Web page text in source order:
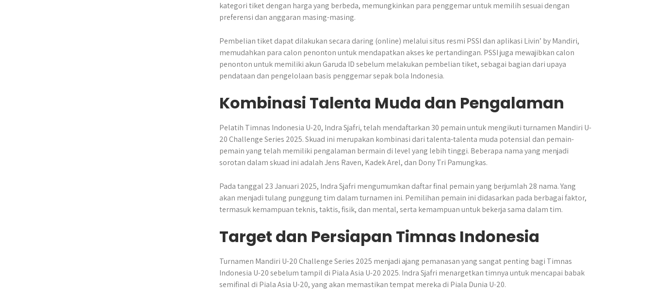
kategori tiket dengan harga yang berbeda, memungkinkan para penggemar untuk memilih sesuai dengan
preferensi dan anggaran masing-masing.
Pembelian tiket dapat dilakukan secara daring (online) melalui situs resmi PSSI dan aplikasi Livin’ by Mandiri,
memudahkan para calon penonton untuk mendapatkan akses ke pertandingan. PSSI juga mewajibkan calon
penonton untuk memiliki akun Garuda ID sebelum melakukan pembelian tiket, sebagai bagian dari upaya
pendataan dan pengelolaan basis penggemar sepak bola Indonesia.
Kombinasi Talenta Muda dan Pengalaman
Pelatih Timnas Indonesia U-20, Indra Sjafri, telah mendaftarkan 30 pemain untuk mengikuti turnamen Mandiri U-
20 Challenge Series 2025. Skuad ini merupakan kombinasi dari talenta-talenta muda potensial dan pemain-
pemain yang telah memiliki pengalaman bermain di level yang lebih tinggi. Beberapa nama yang menjadi
sorotan dalam skuad ini adalah Jens Raven, Kadek Arel, dan Dony Tri Pamungkas.
Pada tanggal 23 Januari 2025, Indra Sjafri mengumumkan daftar final pemain yang berjumlah 28 nama. Yang
akan menjadi tulang punggung tim dalam turnamen ini. Pemilihan pemain ini didasarkan pada berbagai faktor,
termasuk kemampuan teknis, taktis, fisik, dan mental, serta kemampuan untuk bekerja sama dalam tim.
Target dan Persiapan Timnas Indonesia
​Turnamen Mandiri U-20 Challenge Series 2025 menjadi ajang pemanasan yang sangat penting bagi Timnas
Indonesia U-20 sebelum tampil di Piala Asia U-20 2025​. Indra Sjafri menargetkan timnya untuk mencapai babak
semifinal di Piala Asia U-20, yang akan memastikan tempat mereka di Piala Dunia U-20.